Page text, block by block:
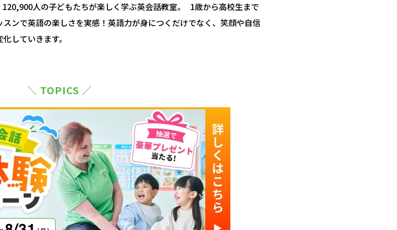
人の子どもたちが楽しく学ぶ英会話教室。 1歳から高校生まで
ンで英語の楽しさを実感！英語力が身につくだけでなく、笑顔や自信
していきます。
＼ TOPICS ／